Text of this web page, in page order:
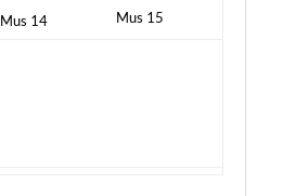
Mus 14 Mus 15